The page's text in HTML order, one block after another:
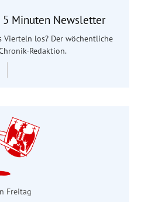
Minuten Newsletter
Vierteln los? Der wöchentliche
Redaktion.
Freitag